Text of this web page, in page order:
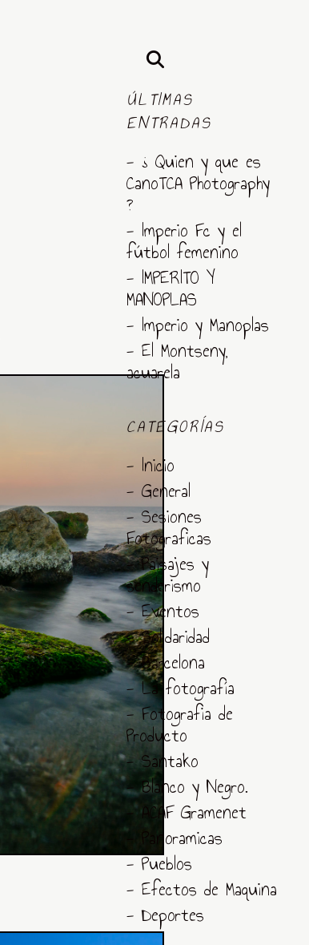
ÚLTIMAS
ENTRADAS
- ¿ Quien y que es
CanoTCA Photography
?
- Imperio Fc y el
fútbol femenino
- IMPERITO Y
MANOPLAS
- Imperio y Manoplas
- El Montseny,
acuarela
CATEGORÍAS
- Inicio
- General
- Sesiones
Fotograficas
- Paisajes y
senderismo
- Eventos
- Solidaridad
- Barcelona
- La fotografía
- Fotografia de
Producto
- Santako
- Blanco y Negro.
- ACAF Gramenet
- Panoramicas
- Pueblos
- Efectos de Maquina
- Deportes